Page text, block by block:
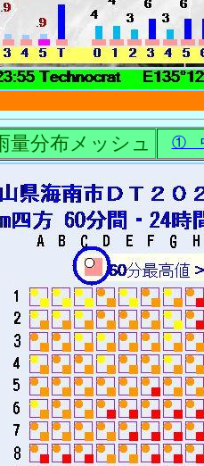
分布メッシュ ①